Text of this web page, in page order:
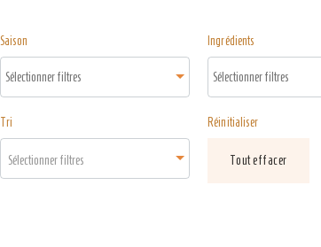
Saison Ingrédients
Tri
Sélectionner filtres
Réinitialiser
Tout effacer